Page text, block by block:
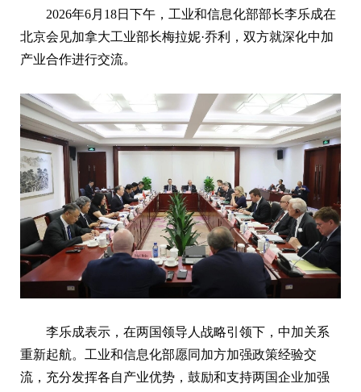
2026年6月18日下午，工业和信息化部部长李乐成在
北京会见加拿大工业部长梅拉妮·乔利，双方就深化中加
产业合作进行交流。
李乐成表示，在两国领导人战略引领下，中加关系
重新起航。工业和信息化部愿同加方加强政策经验交
流，充分发挥各自产业优势，鼓励和支持两国企业加强